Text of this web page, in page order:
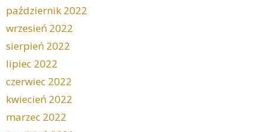
październik 2022
wrzesień 2022
sierpień 2022
lipiec 2022
czerwiec 2022
kwiecień 2022
marzec 2022